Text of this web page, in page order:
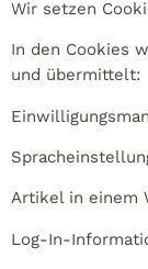
Wir setzen
In den Cookies
und übermittelt:
Artikel in einem
Log-In-